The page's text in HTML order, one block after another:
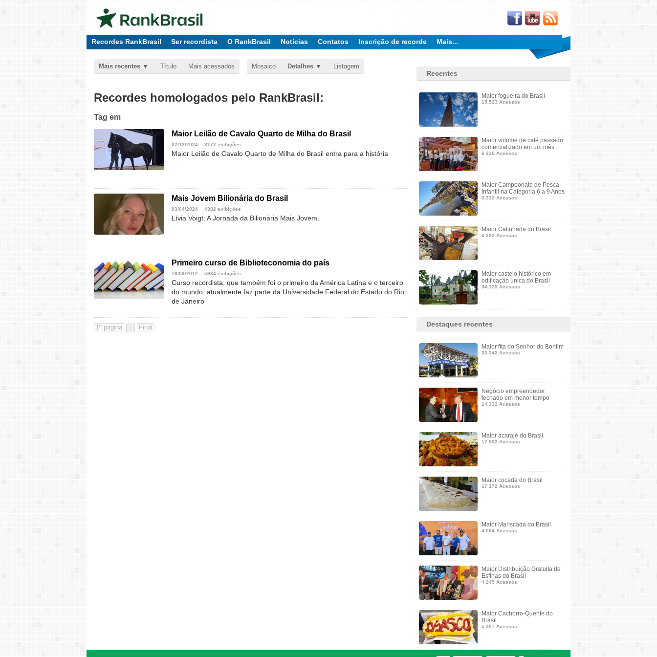
Recordes RankBrasil Ser recordista O RankBrasil Notícias Contatos Inscrição de recorde Mais...
Mais recentes Título Mais acessados Mosaico Detalhes Listagem
Recordes homologados pelo RankBrasil:
Tag em
Maior Leilão de Cavalo Quarto de Milha do Brasil
02/12/2024 3172 exibições
Maior Leilão de Cavalo Quarto de Milha do Brasil entra para a história
Mais Jovem Bilionária do Brasil
03/04/2024 4382 exibições
Lívia Voigt: A Jornada da Bilionária Mais Jovem.
Primeiro curso de Biblioteconomia do país
16/06/2012 5984 exibições
Curso recordista, que também foi o primeiro da América Latina e o terceiro
do mundo, atualmente faz parte da Universidade Federal do Estado do Rio
de Janeiro
Recentes
Maior fogueira do Brasil
15.523 Acessos
Maior volume de café passado
comercializado em um mês
6.326 Acessos
Maior Campeonato de Pesca
Infantil na Categoria 6 a 9 Anos
3.232 Acessos
Maior Galinhada do Brasil
4.292 Acessos
Maior castelo histórico em
edificação única do Brasil
34.125 Acessos
Destaques recentes
Maior fita do Senhor do Bonfim
33.242 Acessos
Negócio empreendedor
fechado em menor tempo
14.332 Acessos
Maior acarajé do Brasil
17.902 Acessos
Maior cocada do Brasil
17.172 Acessos
Maior Mariscada do Brasil
4.094 Acessos
Maior Distribuição Gratuita de
Esfihas do Brasil
4.249 Acessos
Maior Cachorro-Quente do
Brasil
5.207 Acessos